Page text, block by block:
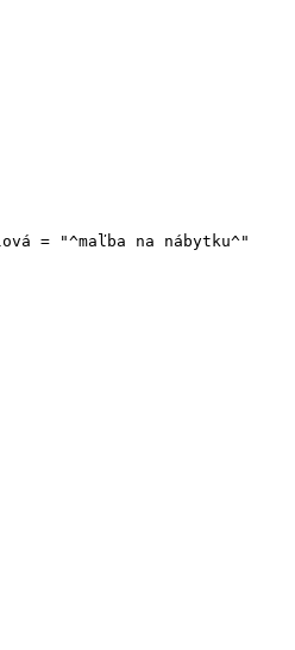
= "^maľba na nábytku^"